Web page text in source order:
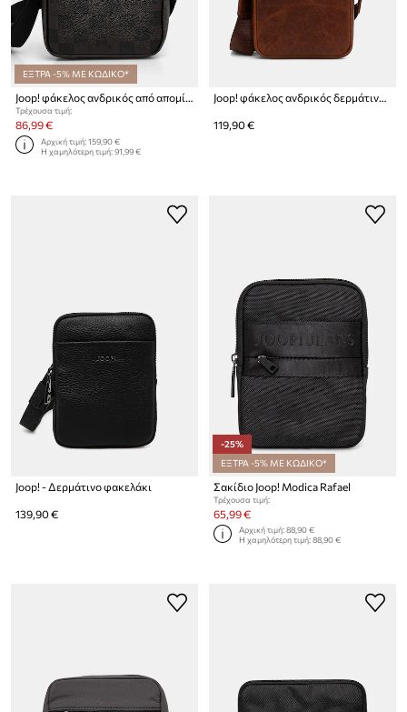
ΕΞΤΡΑ -5% ΜΕ ΚΩΔΙΚΟ*
Joop! φάκελος ανδρικός από απομίμηση δέρματος Cortina Piazza Rafael
Τρέχουσα τιμή:
86,99 €
Αρχική τιμή:159,90 €
Η χαμηλότερη τιμή:91,99 €
Joop! φάκελος ανδρικός δερμάτινος
119,90 €
Joop! - Δερμάτινο φακελάκι
139,90 €
-25%
ΕΞΤΡΑ -5% ΜΕ ΚΩΔΙΚΟ*
Σακίδιο Joop! Modica Rafael
Τρέχουσα τιμή:
65,99 €
Αρχική τιμή:88,90 €
Η χαμηλότερη τιμή:88,90 €